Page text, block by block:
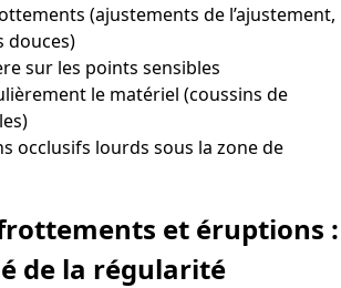
(ajustements de l’ajustement,
douces)
sur les points sensibles
le matériel (coussins de
occlusifs lourds sous la zone de
et éruptions :
de la régularité